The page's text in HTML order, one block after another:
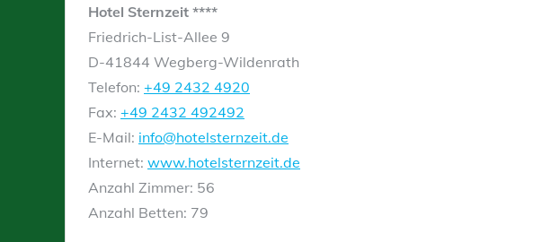
Hotel Sternzeit ****
Friedrich-List-Allee 9
D-41844 Wegberg-Wildenrath
Telefon: +49 2432 4920
Fax: +49 2432 492492
E-Mail: info@hotelsternzeit.de
Internet: www.hotelsternzeit.de
Anzahl Zimmer: 56
Anzahl Betten: 79